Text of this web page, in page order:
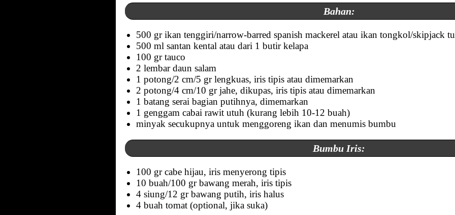
Bahan:
500 gr ikan tenggiri/narrow-barred spanish mackerel atau ikan tongkol/skipjack
500 ml santan kental atau dari 1 butir kelapa
100 gr tauco
2 lembar daun salam
1 potong/2 cm/5 gr lengkuas, iris tipis atau dimemarkan
2 potong/4 cm/10 gr jahe, dikupas, iris tipis atau dimemarkan
1 batang serai bagian putihnya, dimemarkan
1 genggam cabai rawit utuh (kurang lebih 10-12 buah)
minyak secukupnya untuk menggoreng ikan dan menumis bumbu
Bumbu Iris:
100 gr cabe hijau, iris menyerong tipis
10 buah/100 gr bawang merah, iris tipis
4 siung/12 gr bawang putih, iris halus
4 buah tomat (optional, jika suka)